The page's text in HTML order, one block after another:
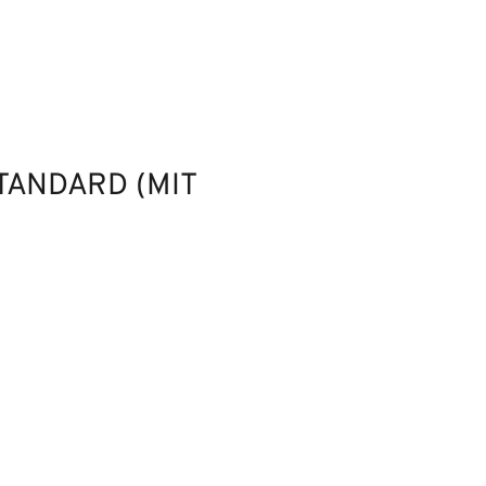
(MIT